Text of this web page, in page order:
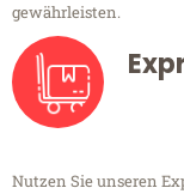
gewährleisten.
Nutzen Sie unseren